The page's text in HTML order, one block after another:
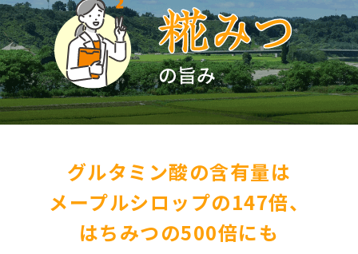
グルタミン酸の含有量は
メープルシロップの147倍、
はちみつの500倍にも